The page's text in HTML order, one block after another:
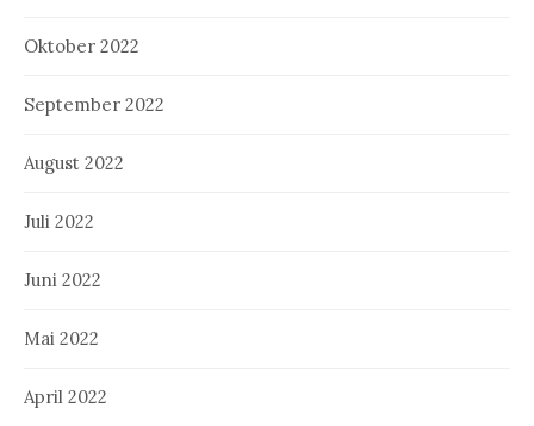
Oktober 2022
September 2022
August 2022
Juli 2022
Juni 2022
Mai 2022
April 2022